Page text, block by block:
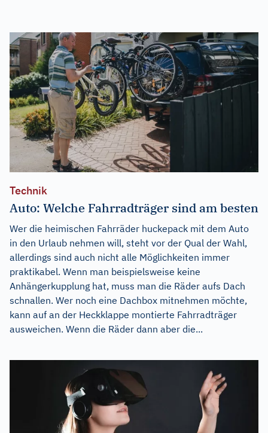
Technik
Auto: Welche Fahrradträger sind am besten
Wer die heimischen Fahrräder huckepack mit dem Auto
in den Urlaub nehmen will, steht vor der Qual der Wahl,
allerdings sind auch nicht alle Möglichkeiten immer
praktikabel. Wenn man beispielsweise keine
Anhängerkupplung hat, muss man die Räder aufs Dach
schnallen. Wer noch eine Dachbox mitnehmen möchte,
kann auf an der Heckklappe montierte Fahrradträger
ausweichen. Wenn die Räder dann aber die...